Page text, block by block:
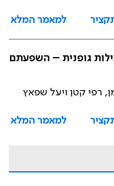
למאמר המלא
גופנית – השפעתם
רפי קטן ויעל שפאץ
למאמר המלא